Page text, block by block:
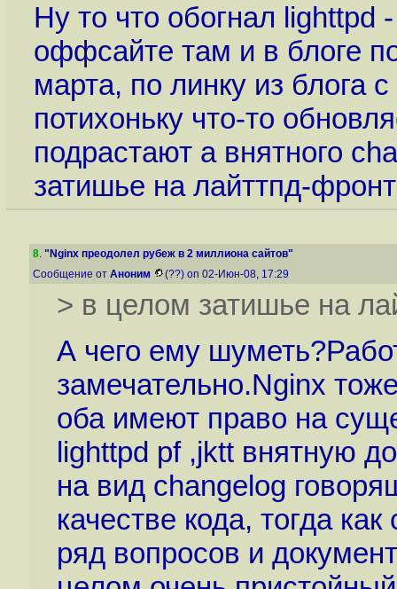
Ну то что обогнал lighttpd
оффсайте там и в блоге
марта, по линку из блога
потихоньку что-то
подрастают а внятного
затишье на лайттпд-
8. "Nginx преодолел рубеж в 2 миллиона сайтов"
Сообщение от Аноним (??) on 02-Июн-08, 17:29
> в целом затишье на
А чего ему
замечательно.Nginx
оба имеют право на
lighttpd pf ,jktt внятную
на вид сhangelog
качестве кода, тогда
ряд вопросов и